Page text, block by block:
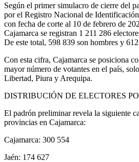
Según el primer simulacro de cierre del
por el Registro Nacional de
con fecha de corte al 10 de febrero de
Cajamarca se registran 1 211 286
De este total, 598 839 son hombres y
Con esta cifra, Cajamarca se posiciona
mayor número de votantes en el país,
Libertad, Piura y Arequipa.
DISTRIBUCIÓN DE ELECTORES
El padrón preliminar revela la siguiente
provincias en Cajamarca:
Cajamarca: 300 554
Jaén: 174 627